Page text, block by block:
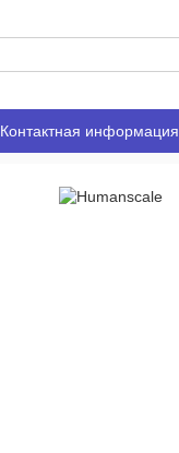
Контактная информация